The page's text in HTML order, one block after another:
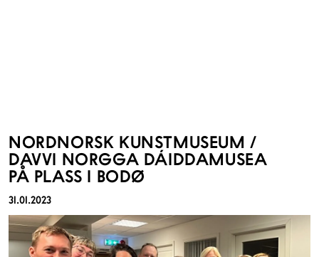
NORDNORSK KUNSTMUSEUM /
DAVVI NORGGA DÁIDDAMUSEA
PÅ PLASS I BODØ
31.01.2023